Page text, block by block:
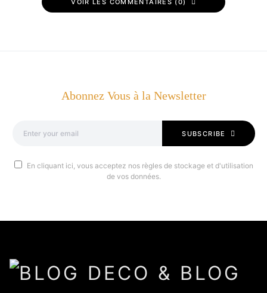
VOIR LES COMMENTAIRES (0)
Abonnez Vous à la Newsletter
SUBSCRIBE
En cliquant ici, vous acceptez nos règles de stockage et d'utilisation
de vos données.